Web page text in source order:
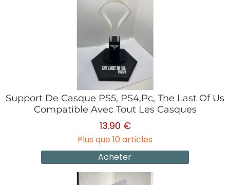
Support De Casque PS5, PS4,Pc, The Last Of Us
Compatible Avec Tout Les Casques
13.90 €
Plus que 10 articles
Acheter